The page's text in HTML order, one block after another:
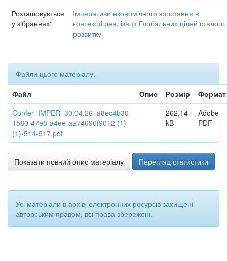
Розташовується
у зібраннях:
Імперативи економічного зростання в
контексті реалізації Глобальних цілей сталого
розвитку
Файли цього матеріалу:
Файл
Опис Розмір
Формат
Confer_IMPER_30.04.26_a8ec4b30-
1580-47e8-a4ee-aa74090f9012 (1)
(1)-514-517.pdf
262,14
kB
Adobe
PDF
Показати повний опис матеріалу Перегляд статистики
Усі матеріали в архіві електронних ресурсів захищені
авторським правом, всі права збережені.